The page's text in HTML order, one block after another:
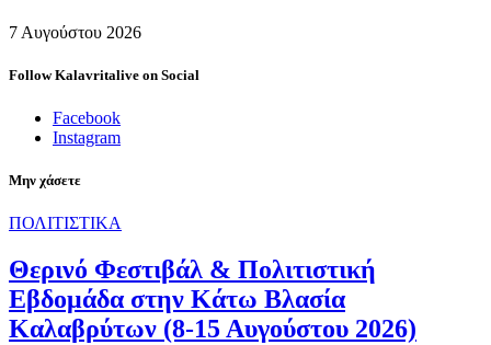
7 Αυγούστου 2026
Follow Kalavritalive on Social
Facebook
Instagram
Μην χάσετε
ΠΟΛΙΤΙΣΤΙΚΑ
Θερινό Φεστιβάλ & Πολιτιστική
Εβδομάδα στην Κάτω Βλασία
Καλαβρύτων (8-15 Αυγούστου 2026)